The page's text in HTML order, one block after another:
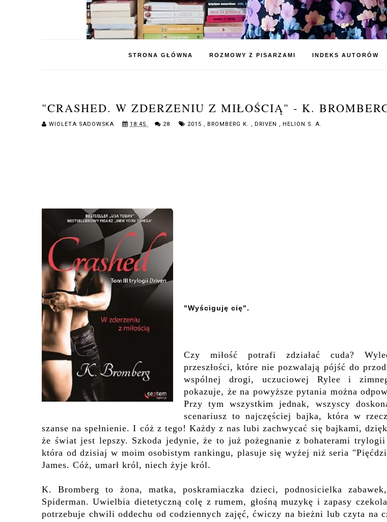
STRONA GŁÓWNA ROZMOWY Z PISARZAMI INDEKS AUTORÓW
"CRASHED. W ZDERZENIU Z MIŁOŚCIĄ" - K.
WIOLETA SADOWSKA 18:45 28 2015 , BROMBERG K. , DRIVEN , HELION S. A.
"Wyściguję cię".
Czy miłość potrafi zdziałać cuda?
przeszłości, które nie pozwalają pójść do
wspólnej drogi, uczuciowej Rylee i
pokazuje, że na powyższe pytania można
Przy tym wszystkim jednak, wszyscy
scenariusz to najczęściej bajka, która w
szanse na spełnienie. I cóż z tego! Każdy z nas lubi zachwycać się bajkami,
że świat jest lepszy. Szkoda jedynie, że to już pożegnanie z bohaterami
która od dzisiaj w moim osobistym rankingu, plasuje się wyżej niż seria
James. Cóż, umarł król, niech żyje król.
K. Bromberg to żona, matka, poskramiaczka dzieci, podnosicielka
Spiderman. Uwielbia dietetyczną colę z rumem, głośną muzykę i zapasy
potrzebuje chwili oddechu od codziennych zajęć, ćwiczy na bieżni lub czyta na